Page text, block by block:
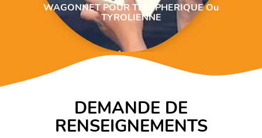
WAGONNET POUR TELEPHERIQUE Ou
TYROLIENNE
DEMANDE DE
RENSEIGNEMENTS